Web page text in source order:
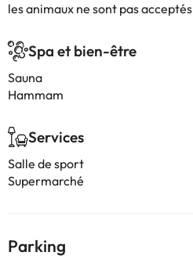
les animaux ne sont pas acceptés
Spa et bien-être
Sauna
Hammam
Services
Salle de sport
Supermarché
Parking